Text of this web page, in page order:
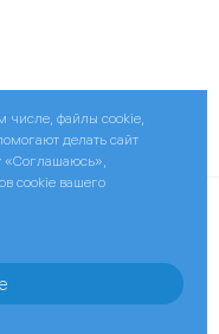
числе, файлы cookie,
делать сайт
«Соглашаюсь»,
cookie вашего